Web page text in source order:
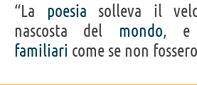
“La poesia solleva il
nascosta del mondo, e
familiari come se non fossero